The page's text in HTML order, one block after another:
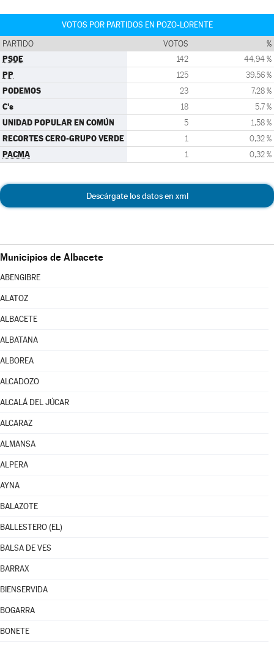
VOTOS POR PARTIDOS EN POZO-LORENTE
PARTIDO VOTOS %
PSOE 142 44,94 %
PP 125 39,56 %
PODEMOS 23 7,28 %
C's 18 5,7 %
UNIDAD POPULAR EN COMÚN 5 1,58 %
RECORTES CERO-GRUPO VERDE 1 0,32 %
PACMA 1 0,32 %
Descárgate los datos en xml
Municipios de Albacete
ABENGIBRE
ALATOZ
ALBACETE
ALBATANA
ALBOREA
ALCADOZO
ALCALÁ DEL JÚCAR
ALCARAZ
ALMANSA
ALPERA
AYNA
BALAZOTE
BALLESTERO (EL)
BALSA DE VES
BARRAX
BIENSERVIDA
BOGARRA
BONETE